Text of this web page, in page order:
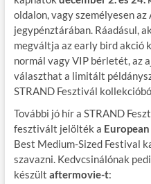
oldalon, vagy személyesen
jegypénztárában. Ráadásul,
megváltja az early bird akció
normál vagy VIP bérletét, az
választhat a limitált
STRAND Fesztivál
További jó hír a STRAND
fesztivált jelölték a
Best Medium-Sized Festival
szavazni. Kedvcsinálónak
készült aftermovie-t: